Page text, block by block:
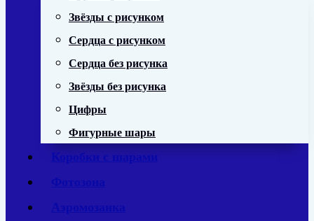
Звёзды с рисунком
Сердца с рисунком
Сердца без рисунка
Звёзды без рисунка
Цифры
Фигурные шары
Коробки с шарами
Фотозона
Аэромозаика